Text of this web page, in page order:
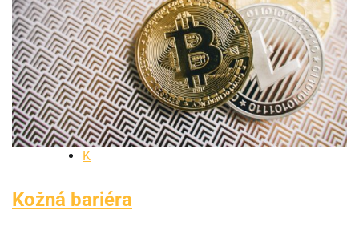
K
Kožná bariéra